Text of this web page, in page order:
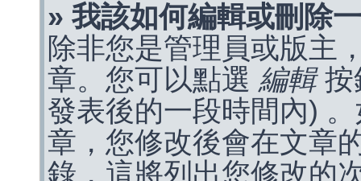
» 我該如何編輯或刪除
除非您是管理員或版主
章。您可以點選 編輯按
發表後的一段時間內)
章，您修改後會在文章
錄，這將列出您修改的